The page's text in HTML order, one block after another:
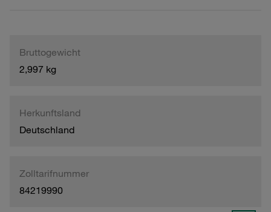
Bruttogewicht
2,997 kg
Herkunftsland
Deutschland
Zolltarifnummer
84219990